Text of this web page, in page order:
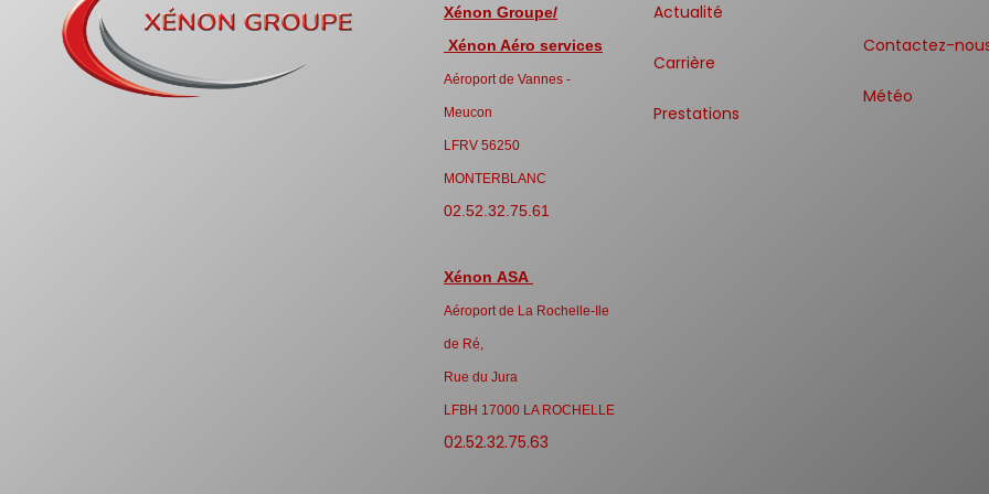
Xénon Groupe/
Xénon Aéro services
Aéroport de Vannes -
Meucon
LFRV 56250
MONTERBLANC
02.52.32.75.61
Xénon ASA
Aéroport de La Rochelle-Ile
de Ré,
Rue du Jura
LFBH 17000 LA ROCHELLE
02.52.32.75.63
Actualité
Carrière
Prestations
Contactez-
Météo